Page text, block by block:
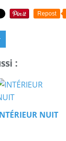
Repost
:
NUIT